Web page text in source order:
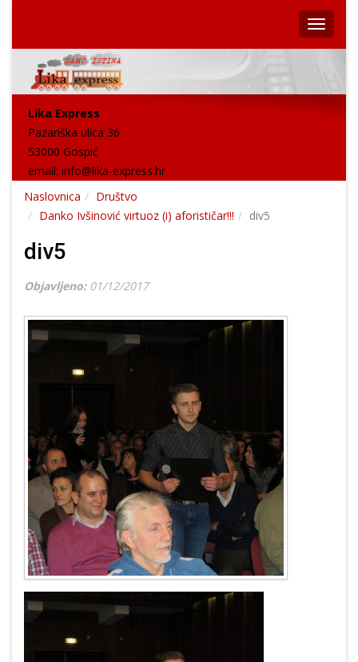
Lika Express
Pazariška ulica 36
53000 Gospić
email: info@lika-express.hr
Naslovnica
Društvo
Danko Ivšinović virtuoz (i) aforističar!!!
div5
div5
Objavljeno: 01/12/2017